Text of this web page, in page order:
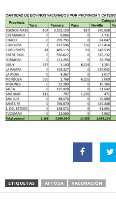
ETIQUETAS AFTOSA VACUNACIÓN